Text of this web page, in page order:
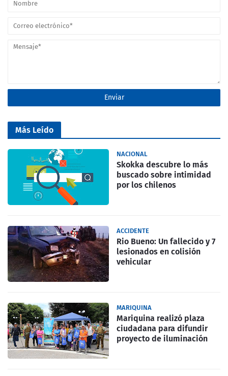
Más Leído
NACIONAL
Skokka descubre lo más
buscado sobre intimidad
por los chilenos
ACCIDENTE
Rio Bueno: Un fallecido y 7
lesionados en colisión
vehicular
MARIQUINA
Mariquina realizó plaza
ciudadana para difundir
proyecto de iluminación